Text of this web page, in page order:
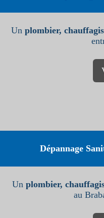
Un plombier,
Dépannage
Un plombier,
au